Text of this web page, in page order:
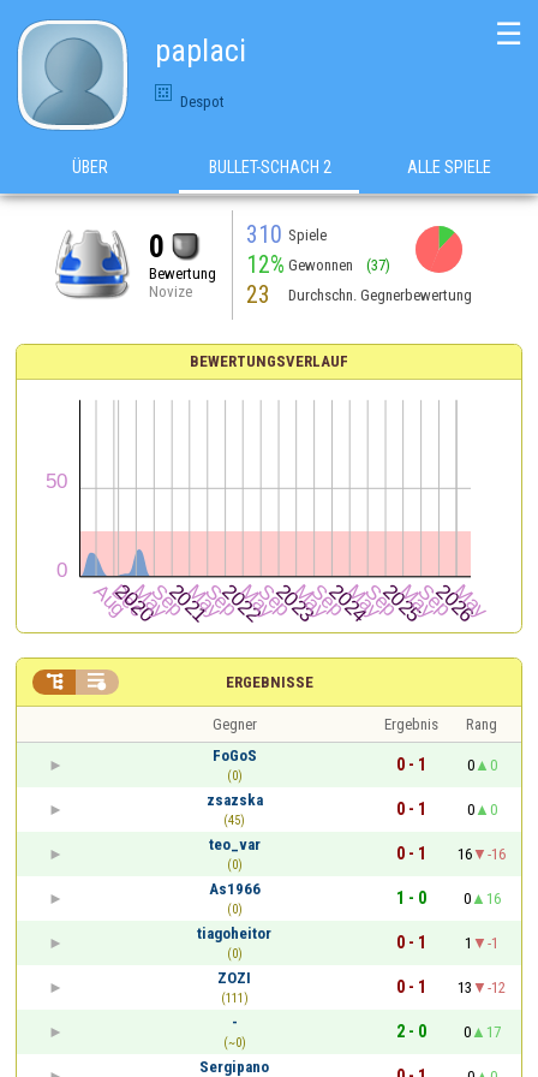
paplaci
Despot
☰
ÜBER BULLET-SCHACH 2 ALLE SPIELE
0
Bewertung
Novize
310 Spiele
12% Gewonnen (37)
23 Durchschn. Gegnerbewertung
BEWERTUNGSVERLAUF
ERGEBNISSE
 
Gegner Ergebnis
Rang
FoGoS
(0)
0 - 1 0
0
zsazska
(45)
0 - 1 0
0
teo_var
(0)
0 - 1 16
-16
As1966
(0)
1 - 0 0
16
tiagoheitor
(0)
0 - 1 1
-1
ZOZI
(111)
0 - 1 13
-12
-
(~0)
2 - 0 0
17
Sergipano